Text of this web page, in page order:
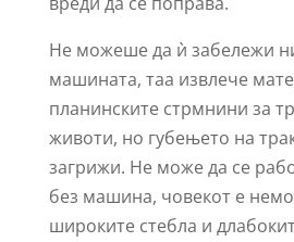
Не можеше да ѝ забележи
машината, таа извлече
планинските стрмнини за
животи, но губењето на
загрижи. Не може да се
без машина, човекот е
широките стебла и